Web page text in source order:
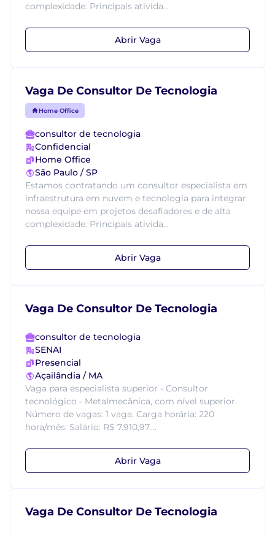
complexidade. Principais ativida...
Abrir Vaga
Vaga De Consultor De Tecnologia
Home Office
consultor de tecnologia
Confidencial
Home Office
São Paulo / SP
Estamos contratando um consultor especialista em
infraestrutura em nuvem e tecnologia para integrar
nossa equipe em projetos desafiadores e de alta
complexidade. Principais ativida...
Abrir Vaga
Vaga De Consultor De Tecnologia
consultor de tecnologia
SENAI
Presencial
Açailândia / MA
Vaga para especialista superior - Consultor
tecnológico - Metalmecânica, com nível superior.
Número de vagas: 1 vaga. Carga horária: 220
hora/mês. Salário: R$ 7.910,97....
Abrir Vaga
Vaga De Consultor De Tecnologia